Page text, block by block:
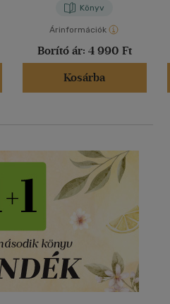
Könyv
Árinformációk
Borító ár: 4 990 Ft
Kosárba